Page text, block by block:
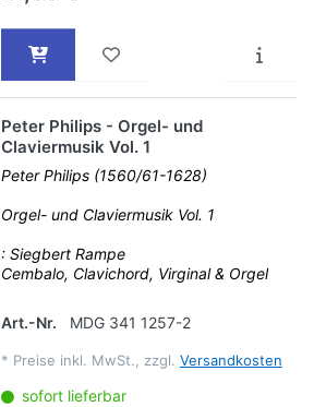
Peter Philips - Orgel- und
Claviermusik Vol. 1
Peter Philips (1560/61-1628)
Orgel- und Claviermusik Vol. 1
: Siegbert Rampe
Cembalo, Clavichord, Virginal & Orgel
Art.-Nr. MDG 341 1257-2
* Preise inkl. MwSt., zzgl. Versandkosten
sofort lieferbar